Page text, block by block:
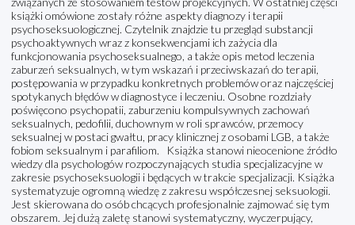
książki omówione zostały różne aspekty diagnozy i terapii
psychoseksuologicznej. Czytelnik znajdzie tu przegląd substancji
psychoaktywnych wraz z konsekwencjami ich zażycia dla
funkcjonowania psychoseksualnego, a także opis metod leczenia
zaburzeń seksualnych, w tym wskazań i przeciwskazań do terapii,
postępowania w przypadku konkretnych problemów oraz najczęściej
spotykanych błędów w diagnostyce i leczeniu. Osobne rozdziały
poświęcono psychopatii, zaburzeniu kompulsywnych zachowań
seksualnych, pedofilii, duchownym w roli sprawców, przemocy
seksualnej w postaci gwałtu, pracy klinicznej z osobami LGB, a także
fobiom seksualnym i parafiliom. Książka stanowi nieocenione źródło
wiedzy dla psychologów rozpoczynających studia specjalizacyjne w
zakresie psychoseksuologii i będących w trakcie specjalizacji. Książka
systematyzuje ogromną wiedzę z zakresu współczesnej seksuologii.
Jest skierowana do osób chcących profesjonalnie zajmować się tym
obszarem. Jej dużą zaletę stanowi systematyczny, wyczerpujący,